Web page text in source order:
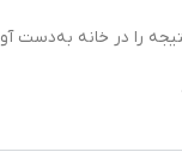
را در خانه به‌دست